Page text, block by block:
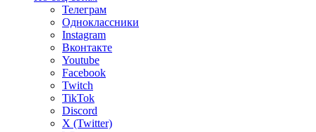
Телеграм
Одноклассники
Instagram
Вконтакте
Youtube
Facebook
Twitch
TikTok
Discord
X (Twitter)